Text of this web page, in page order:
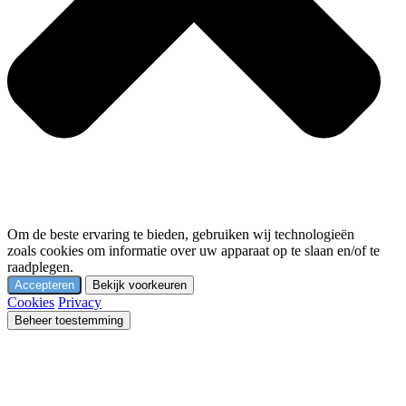
Om de beste ervaring te bieden, gebruiken wij technologieën
zoals cookies om informatie over uw apparaat op te slaan en/of te
raadplegen.
Accepteren Bekijk voorkeuren
Cookies Privacy
Beheer toestemming